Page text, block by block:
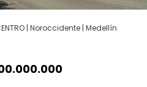
| Noroccidente | Medellín